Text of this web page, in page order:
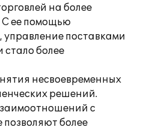
на более
С ее помощью
поставками
стало более
несвоевременных
решений.
с
более